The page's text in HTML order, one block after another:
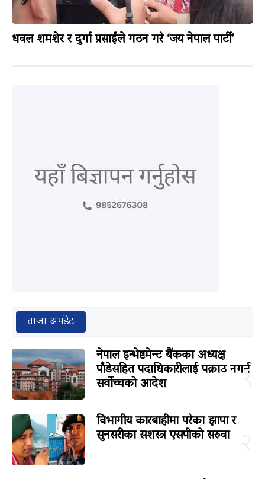
धवल शमशेर र दुर्गा प्रसाईंले गठन गरे ‘जय नेपाल पार्टी’
ताजा अपडेट
१
नेपाल इन्भेष्टमेन्ट बैंकका अध्यक्ष
पाँडेसहित पदाधिकारीलाई पक्राउ नगर्न
सर्वोच्चको आदेश
विभागीय कारबाहीमा परेका झापा र
सुनसरीका सशस्त्र एसपीको सरुवा